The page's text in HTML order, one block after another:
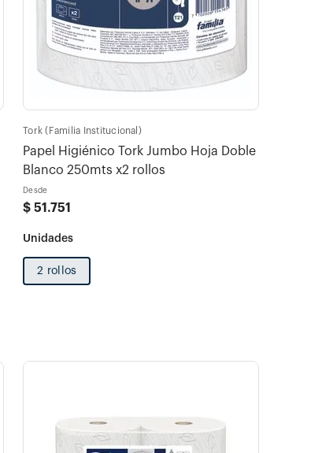
Tork (Familia Institucional)
Papel Higiénico Tork Jumbo Hoja Doble
Blanco 250mts x2 rollos
Desde
$ 51 .751
2 rollos